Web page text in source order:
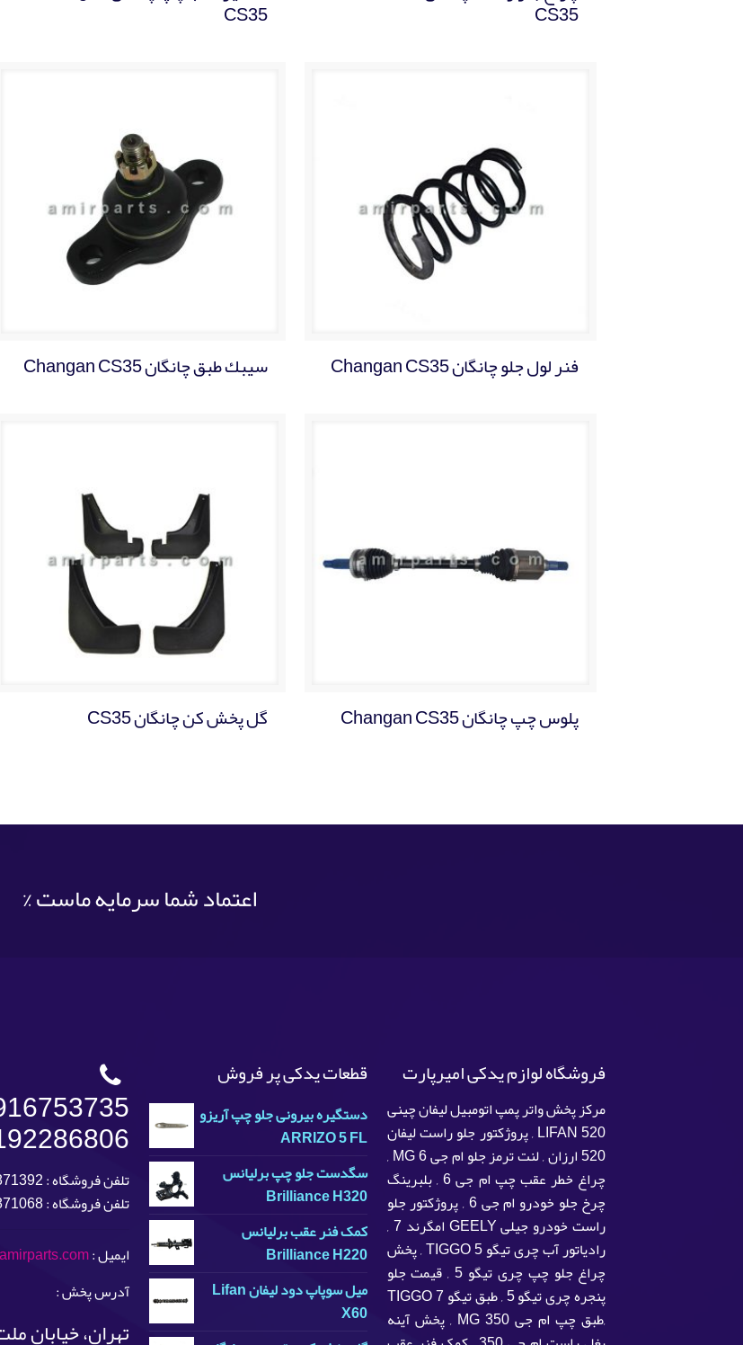
CS35
CS35
فنر لول جلو چانگان Changan CS35 سيبك طبق چانگان Changan CS35
پلوس چپ چانگان Changan CS35 گل پخش کن چانگان CS35
اعتماد شما سرمایه ماست %
فروشگاه لوازم یدکی امیرپارت
مرکز پخش واتر پمپ اتومبیل لیفان چینی
LIFAN 520 , پروژکتور جلو راست لیفان
520 ارزان , لنت ترمز جلو ام جی MG 6 ,
چراغ خطر عقب چپ ام جی 6 , بلبرینگ
چرخ جلو خودرو ام جی 6 , پروژکتور جلو
راست خودرو جیلی GEELY امگرند 7 ,
رادیاتور آب چری تیگو TIGGO 5 , پخش
چراغ جلو چپ چری تیگو 5 , قیمت جلو
پنجره چری تیگو 5 , طبق تیگو TIGGO 7
,طبق چپ ام جی MG 350 , پخش آینه
قطعات یدکی پر فروش
دستگیره بیرونی جلو چپ آریزو
ARRIZO 5 FL
سگدست جلو چپ برلیانس
Brilliance H320
کمک فنر عقب برلیانس
Brilliance H220
میل سوپاپ دود لیفان Lifan
X60
تلفن فروشگاه : 36871392 – 021
تلفن فروشگاه : 36871068 – 021
ایمیل :
آدرس پخش :
تهران، خیابان